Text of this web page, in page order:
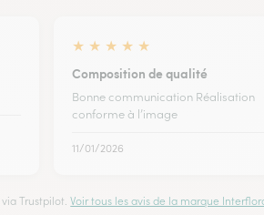
★ ★ ★ ★ ★
Composition de qualité
Bonne communication Réalisation
conforme à l’image
11/01/2026
Trustpilot.Voir tous les avis de la marque